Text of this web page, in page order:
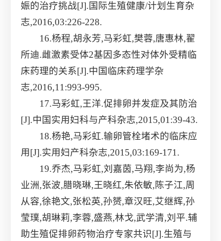
娠的治疗挑战[J].国际生殖健康/计划生育杂
志,2016,03:226-228.
16.杨程,胡永芳,马彩虹,樊蓉,唐惠林,翟
所迪.雌激素受体2基因多态性对体外受精临
床药理的关系[J].中国临床药理学杂
志,2016,11:993-995.
17.马彩虹,王洋.促排卵并发症及其防治
[J].中国实用妇科与产科杂志,2015,01:39-43.
18.杨艳,马彩虹.输卵管栓堵术的临床应
用[J].实用妇产科杂志,2015,03:169-171.
19.乔杰,马彩虹,刘嘉茵,马翔,李尚为,杨
业洲,张波,腊晓琳,王晓红,朱依敏,陈子江,周
从容,徐艳文,张松英,孙赟,章汉旺,艾继辉,孙
莹璞,胡琳莉,李蓉,盛燕,林戈,武学清,刘平.辅
助生殖促排卵药物治疗专家共识[J].生殖与